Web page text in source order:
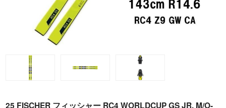
25 FISCHER フィッシャー RC4 WORLDCUP GS JR. M/O-